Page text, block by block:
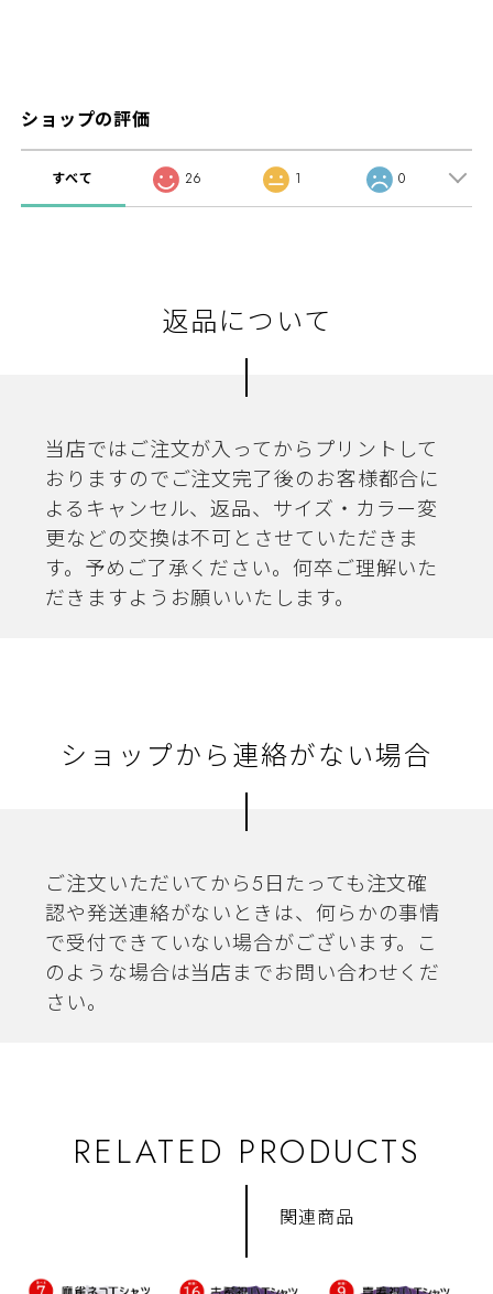
ショップの評価
すべて 26 1 0
返品について
当店ではご注文が入ってからプリントして
おりますのでご注文完了後のお客様都合に
よるキャンセル、返品、サイズ・カラー変
更などの交換は不可とさせていただきま
す。予めご了承ください。何卒ご理解いた
だきますようお願いいたします。
ショップから連絡がない場合
ご注文いただいてから5日たっても注文確
認や発送連絡がないときは、何らかの事情
で受付できていない場合がございます。こ
のような場合は当店までお問い合わせくだ
さい。
RELATED PRODUCTS
関連商品